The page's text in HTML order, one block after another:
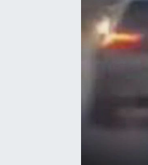
KÜLTÜR SANAT